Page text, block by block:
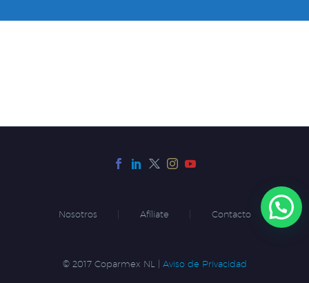
Nosotros Afíliate Contacto
© 2017 Coparmex NL | Aviso de Privacidad